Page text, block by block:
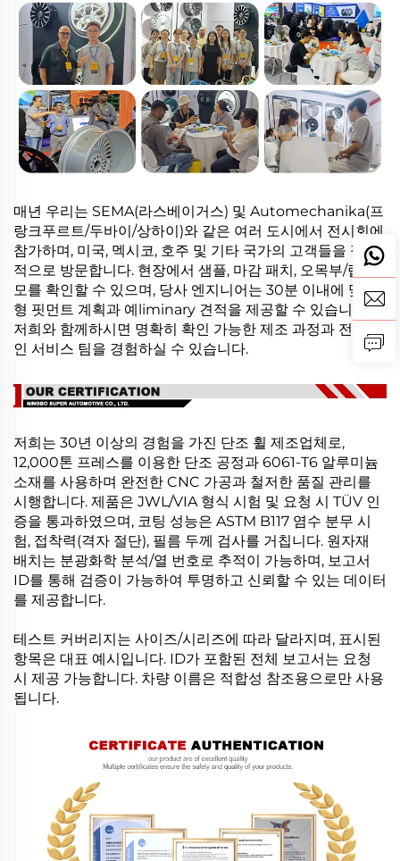
매년 우리는 SEMA(라스베이거스) 및 Automechanika(프
랑크푸르트/두바이/상하이)와 같은 여러 도시에서 전시회에
참가하며, 미국, 멕시코, 호주 및 기타 국가의 고객들을 정기
적으로 방문합니다. 현장에서 샘플, 마감 패치, 오목부/립 데
모를 확인할 수 있으며, 당사 엔지니어는 30분 이내에 맞춤
형 핏먼트 계획과 예liminary 견적을 제공할 수 있습니다.
저희와 함께하시면 명확히 확인 가능한 제조 과정과 전문적
인 서비스 팀을 경험하실 수 있습니다.
저희는 30년 이상의 경험을 가진 단조 휠 제조업체로,
12,000톤 프레스를 이용한 단조 공정과 6061-T6 알루미늄
소재를 사용하며 완전한 CNC 가공과 철저한 품질 관리를
시행합니다. 제품은 JWL/VIA 형식 시험 및 요청 시 TÜV 인
증을 통과하였으며, 코팅 성능은 ASTM B117 염수 분무 시
험, 접착력(격자 절단), 필름 두께 검사를 거칩니다. 원자재
배치는 분광화학 분석/열 번호로 추적이 가능하며, 보고서
ID를 통해 검증이 가능하여 투명하고 신뢰할 수 있는 데이터
를 제공합니다.
테스트 커버리지는 사이즈/시리즈에 따라 달라지며, 표시된
항목은 대표 예시입니다. ID가 포함된 전체 보고서는 요청
시 제공 가능합니다. 차량 이름은 적합성 참조용으로만 사용
됩니다.